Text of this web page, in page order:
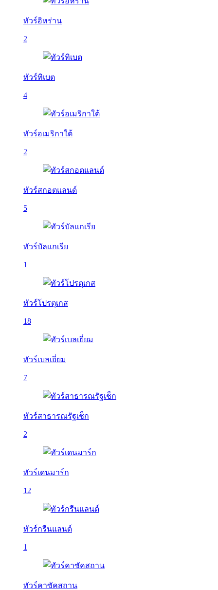
ทัวร์อิหร่าน
2
ทัวร์ทิเบต
4
ทัวร์อเมริกาใต้
2
ทัวร์สกอตแลนด์
5
ทัวร์บัลเเกเรีย
1
ทัวร์โปรตุเกส
18
ทัวร์เบลเยี่ยม
7
ทัวร์สาธารณรัฐเช็ก
2
ทัวร์เดนมาร์ก
12
ทัวร์กรีนแลนด์
1
ทัวร์คาซัคสถาน